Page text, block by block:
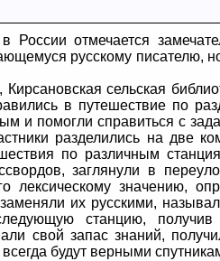
отмечается
русскому писателю,
сельская
в путешествие по
и помогли справиться с
разделились на две
по различным
заглянули в
лексическому значению,
их русскими,
станцию, получив
свой запас знаний,
будут верными